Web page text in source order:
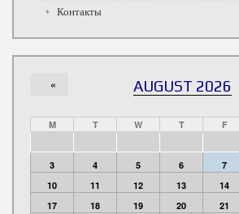
Контакты
AUGUST 2026
«
M T W T F
3
4 5 6 7
10
11 12 13 14
17
18 19 20 21